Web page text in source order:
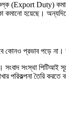
(Export Duty)
কমানো হয়েছে।
কোনও প্রভাব পড়ে
সংবাদ সংস্থা
পরিকল্পনা তৈরি করতে